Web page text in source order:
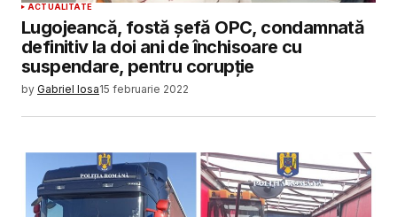
ACTUALITATE
Lugojeancă, fostă șefă OPC, condamnată
definitiv la doi ani de închisoare cu
suspendare, pentru corupție
by Gabriel Iosa15 februarie 2022